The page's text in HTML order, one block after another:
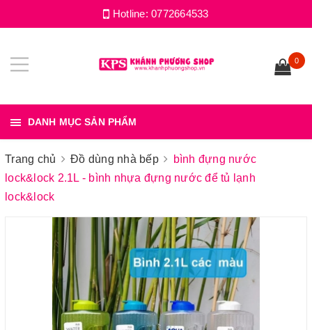
Hotline:0772664533
0
DANH MỤC SẢN PHẨM
Trang chủ Đồ dùng nhà bếp
bình đựng nước
lock&lock 2.1L - bình nhựa đựng nước để tủ lạnh
lock&lock